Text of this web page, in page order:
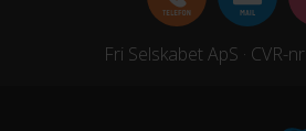
Fri Selskabet ApS · CVR-